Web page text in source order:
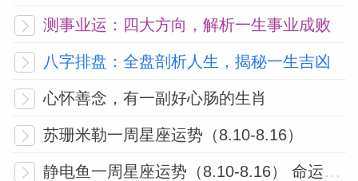
测事业运：四大方向，解析一生事业成败
八字排盘：全盘剖析人生，揭秘一生吉凶
心怀善念，有一副好心肠的生肖
苏珊米勒一周星座运势（8.10-8.16）
静电鱼一周星座运势（8.10-8.16） 命运剧场的大洗牌与舞台重构